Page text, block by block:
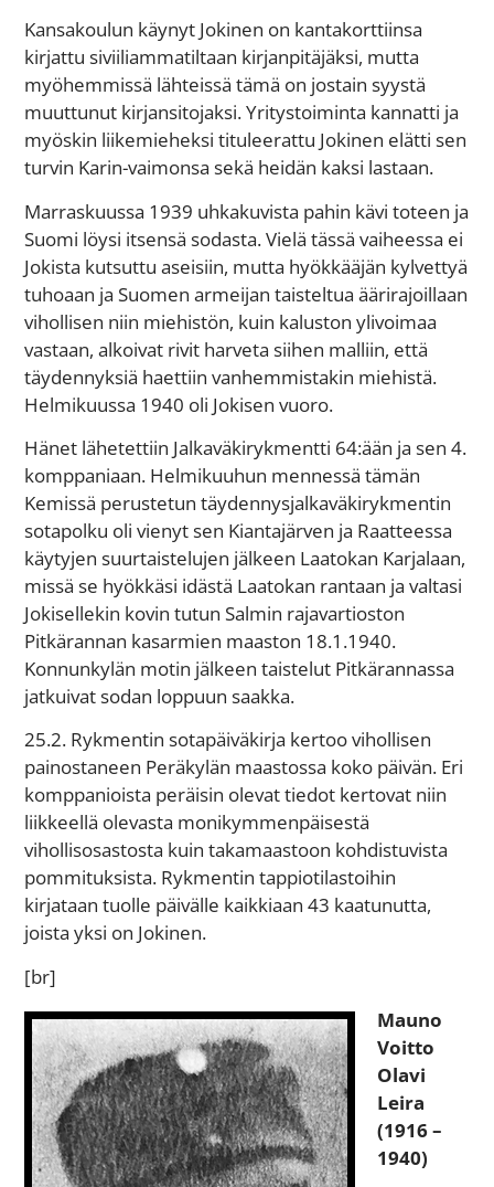
Kansakoulun käynyt Jokinen on kantakorttiinsa
kirjattu siviiliammatiltaan kirjanpitäjäksi, mutta
myöhemmissä lähteissä tämä on jostain syystä
muuttunut kirjansitojaksi. Yritystoiminta kannatti ja
myöskin liikemieheksi tituleerattu Jokinen elätti sen
turvin Karin-vaimonsa sekä heidän kaksi lastaan.
Marraskuussa 1939 uhkakuvista pahin kävi toteen ja
Suomi löysi itsensä sodasta. Vielä tässä vaiheessa ei
Jokista kutsuttu aseisiin, mutta hyökkääjän kylvettyä
tuhoaan ja Suomen armeijan taisteltua äärirajoillaan
vihollisen niin miehistön, kuin kaluston ylivoimaa
vastaan, alkoivat rivit harveta siihen malliin, että
täydennyksiä haettiin vanhemmistakin miehistä.
Helmikuussa 1940 oli Jokisen vuoro.
Hänet lähetettiin Jalkaväkirykmentti 64:ään ja sen 4.
komppaniaan. Helmikuuhun mennessä tämän
Kemissä perustetun täydennysjalkaväkirykmentin
sotapolku oli vienyt sen Kiantajärven ja Raatteessa
käytyjen suurtaistelujen jälkeen Laatokan Karjalaan,
missä se hyökkäsi idästä Laatokan rantaan ja valtasi
Jokisellekin kovin tutun Salmin rajavartioston
Pitkärannan kasarmien maaston 18.1.1940.
Konnunkylän motin jälkeen taistelut Pitkärannassa
jatkuivat sodan loppuun saakka.
25.2. Rykmentin sotapäiväkirja kertoo vihollisen
painostaneen Peräkylän maastossa koko päivän. Eri
komppanioista peräisin olevat tiedot kertovat niin
liikkeellä olevasta monikymmenpäisestä
vihollisosastosta kuin takamaastoon kohdistuvista
pommituksista. Rykmentin tappiotilastoihin
kirjataan tuolle päivälle kaikkiaan 43 kaatunutta,
joista yksi on Jokinen.
[br]
Mauno
Voitto
Olavi
Leira
(1916 –
1940)